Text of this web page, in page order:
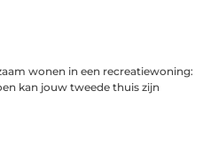
wonen in een recreatiewoning:
kan jouw tweede thuis zijn